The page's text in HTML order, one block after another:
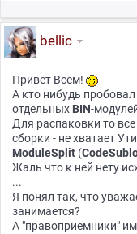
bellic
Привет Всем!
А кто нибудь
отдельных BIN-
Для распаковки то
сборки - не хватает
ModuleSplit (
Жаль что к ней нету
...
Я понял так, что
занимается?
А "правоприемники"